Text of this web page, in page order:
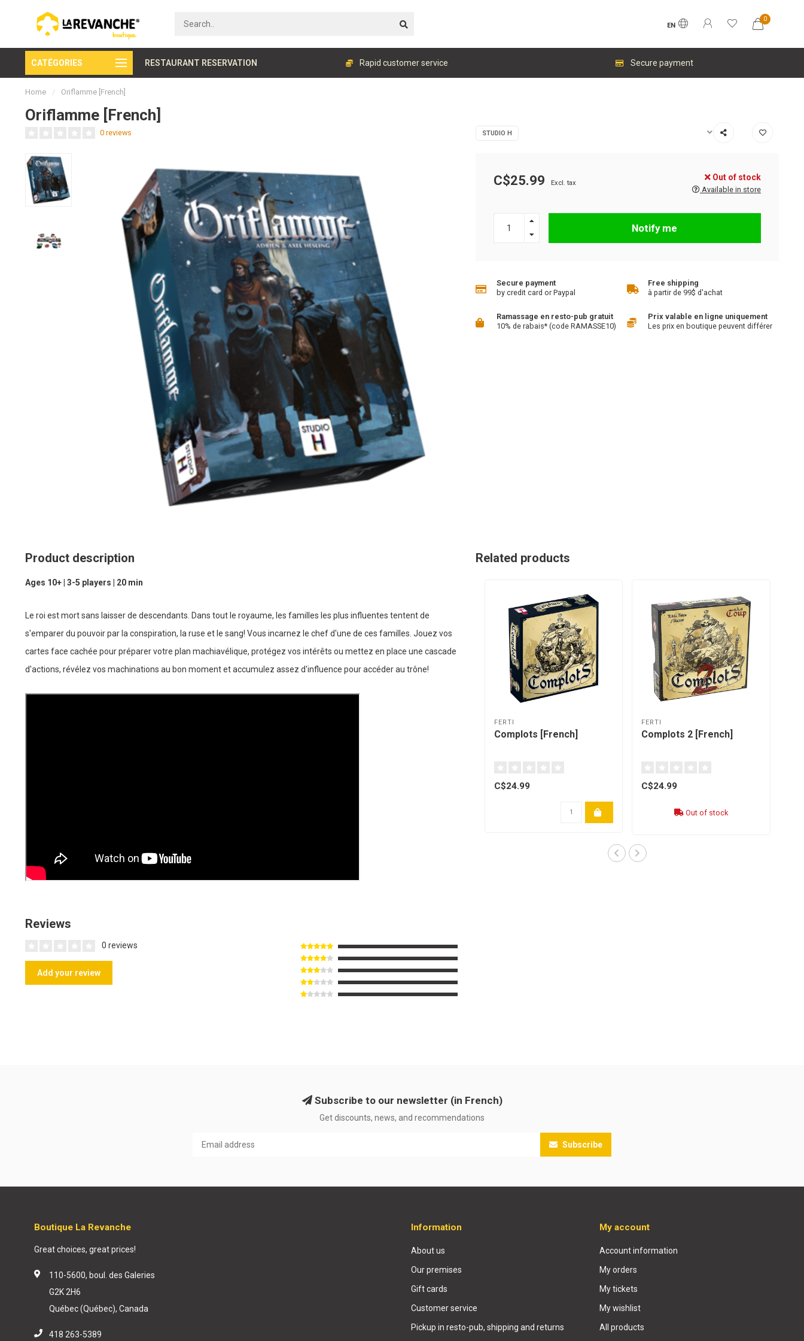
EN
0
CATÉGORIES RESTAURANT RESERVATION
Secure payment Rapid customer service Secure payment
Home / Oriflamme [French]
Oriflamme [French]
0 reviews STUDIO H
C$25.99 Excl. tax
Out of stock
Available in store
Notify me
Secure payment
by credit card or Paypal
Free shipping
à partir de 99$ d'achat
Ramassage en resto-pub gratuit
10% de rabais* (code RAMASSE10)
Prix valable en ligne uniquement
Les prix en boutique peuvent différer
Product description
Ages 10+ | 3-5 players | 20 min
Le roi est mort sans laisser de descendants. Dans tout le royaume, les familles les plus influentes tentent de
s'emparer du pouvoir par la conspiration, la ruse et le sang! Vous incarnez le chef d'une de ces familles. Jouez vos
cartes face cachée pour préparer votre plan machiavélique, protégez vos intérêts ou mettez en place une cascade
d'actions, révélez vos machinations au bon moment et accumulez assez d'influence pour accéder au trône!
Reviews
0 reviews
Add your review
Related products
FERTI
Complots [French]
C$24.99
FERTI
Complots 2 [French]
C$24.99
Out of stock
Subscribe to our newsletter (in French)
Get discounts, news, and recommendations
Subscribe
Boutique La Revanche
Great choices, great prices!
110-5600, boul. des Galeries
G2K 2H6
Québec (Québec), Canada
418 263-5389
Information
About us
Our premises
Gift cards
Customer service
Pickup in resto-pub, shipping and returns
My account
Account information
My orders
My tickets
My wishlist
All products